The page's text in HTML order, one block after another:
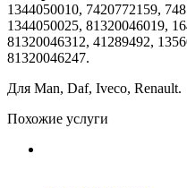
1344050010, 7420772159,
1344050025, 81320046019,
81320046312, 41289492,
81320046247.
Для Man, Daf, Iveco, Renault.
Похожие услуги